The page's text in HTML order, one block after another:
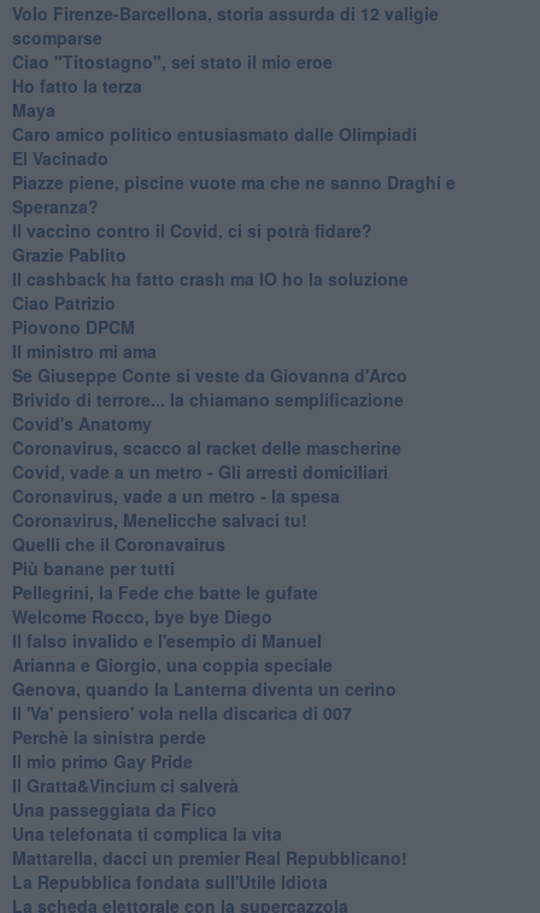
Volo Firenze-Barcellona, storia assurda di 12 valigie
scomparse
Ciao "Titostagno", sei stato il mio eroe
Ho fatto la terza
Maya
Caro amico politico entusiasmato dalle Olimpiadi
El Vacinado
Piazze piene, piscine vuote ma che ne sanno Draghi e
Speranza?
​Il vaccino contro il Covid, ci si potrà fidare?
Grazie Pablito
Il cashback ha fatto crash ma IO ho la soluzione
Ciao Patrizio
Piovono DPCM
Il ministro mi ama
Se Giuseppe Conte si veste da Giovanna d'Arco
Brivido di terrore... la chiamano semplificazione
Covid's Anatomy
Coronavirus, scacco al racket delle mascherine
Covid, vade a un metro - Gli arresti domiciliari
Coronavirus, vade a un metro - la spesa
Coronavirus, Menelicche salvaci tu!
Quelli che il Coronavairus
Più banane per tutti
Pellegrini, la Fede che batte le gufate
Welcome Rocco, bye bye Diego
Il falso invalido e l'esempio di Manuel
Arianna e Giorgio, una coppia speciale
Genova, quando la Lanterna diventa un cerino
Il 'Va' pensiero' vola nella discarica di 007
Perchè la sinistra perde
Il mio primo Gay Pride
Il Gratta&Vincium ci salverà
Una passeggiata da Fico
Una telefonata ti complica la vita
Mattarella, dacci un premier Real Repubblicano!
La Repubblica fondata sull'Utile Idiota
La scheda elettorale con la supercazzola